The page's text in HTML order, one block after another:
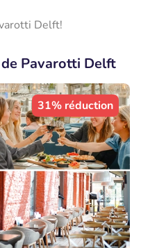
Delft!
Pavarotti Delft
31% réduction